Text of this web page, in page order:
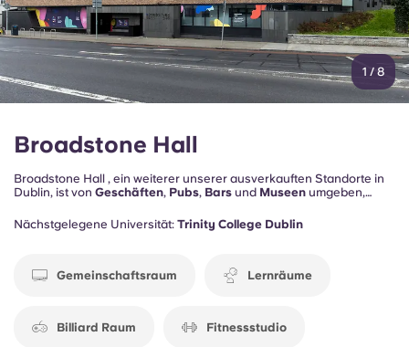
1 / 8
Broadstone Hall
Broadstone Hall , ein weiterer unserer ausverkauften Standorte in
Dublin, ist von Geschäften, Pubs, Bars und Museen umgeben,
Colleges und Universitäten sind ebenfalls ganz in der Nähe, zu Fuß
oder mit dem Bus - und wenn es etwas zu tun gibt, musst du die
Nächstgelegene Universität: Trinity College Dublin
Gemeinschaftsraum Lernräume
Billiard Raum Fitnessstudio